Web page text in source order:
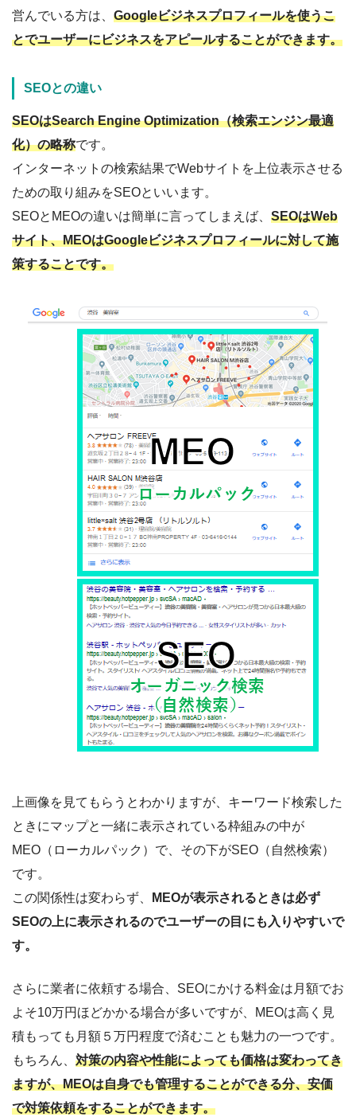
営んでいる方は、 Googleビジネスプロフィールを使うこ
とでユーザーにビジネスをアピールすることができます。
SEOとの違い
SEOはSearch Engine Optimization（検索エンジン最適
化）の略称です。
インターネットの検索結果でWebサイトを上位表示させる
ための取り組みをSEOといいます。
SEOとMEOの違いは簡単に言ってしまえば、 SEOはWeb
サイト、MEOはGoogleビジネスプロフィールに対して施
策することです。
上画像を見てもらうとわかりますが、キーワード検索した
ときにマップと一緒に表示されている枠組みの中が
MEO（ローカルパック）で、その下がSEO（自然検索）
です。
この関係性は変わらず、
MEOが表示されるときは必ず
SEOの上に表示されるのでユーザーの目にも入りやすいで
す。
さらに業者に依頼する場合、SEOにかける料金は月額でお
よそ10万円ほどかかる場合が多いですが、MEOは高く見
積もっても月額５万円程度で済むことも魅力の一つです。
もちろん、 対策の内容や性能によっても価格は変わってき
ますが、MEOは自身でも管理することができる分、安価
で対策依頼をすることができます。